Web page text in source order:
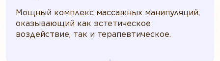
Мощный комплекс массажных манипуляций,
оказывающий как эстетическое
воздействие, так и терапевтическое.